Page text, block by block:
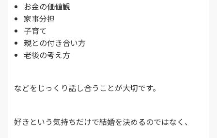
お金の価値観
家事分担
子育て
親との付き合い方
老後の考え方
などをじっくり話し合うことが大切です。
好きという気持ちだけで結婚を決めるのではなく、